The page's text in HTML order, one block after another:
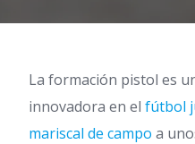
La formación pistol es
innovadora en el fútbol
mariscal de campo a